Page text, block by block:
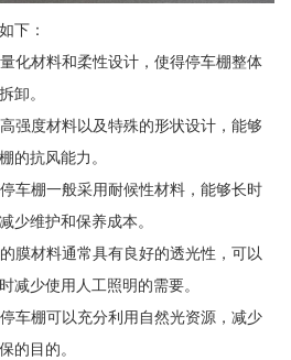
下：
化材料和柔性设计，使得停车棚整体
卸。
强度材料以及特殊的形状设计，能够
的抗风能力。
车棚一般采用耐候性材料，能够长时
少维护和保养成本。
膜材料通常具有良好的透光性，可以
减少使用人工照明的需要。
车棚可以充分利用自然光资源，减少
的目的。